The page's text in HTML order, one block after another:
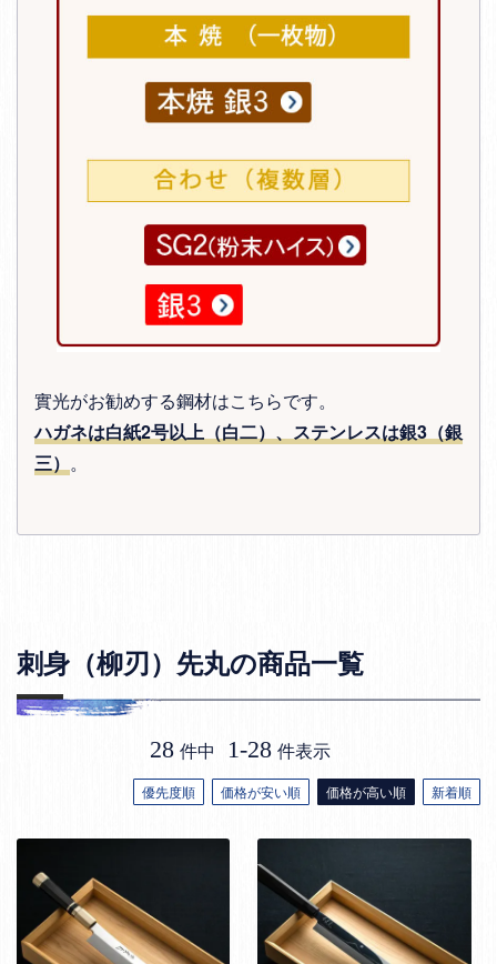
實光がお勧めする鋼材はこちらです。
ハガネは白紙2号以上（白二）、ステンレスは銀3（銀
三） 。
刺身（柳刃）先丸の商品一覧
優先度順 価格が安い順 価格が高い順 新着順
28 件中 1-28 件表示